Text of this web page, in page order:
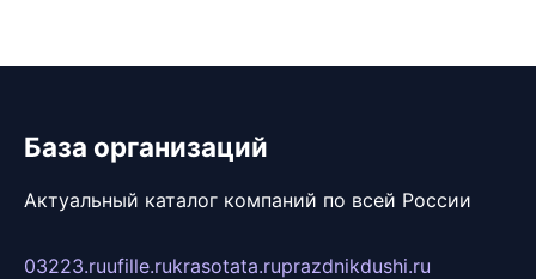
База организаций
Актуальный каталог компаний по всей России
03223.ruufille.rukrasotata.ruprazdnikdushi.ru